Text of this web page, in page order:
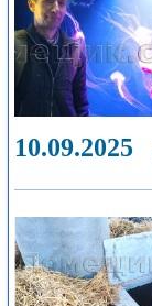
10.09.2025